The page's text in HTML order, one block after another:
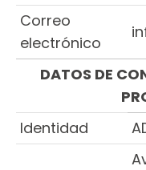
Correo
electrónico
DATOS DE
Identidad